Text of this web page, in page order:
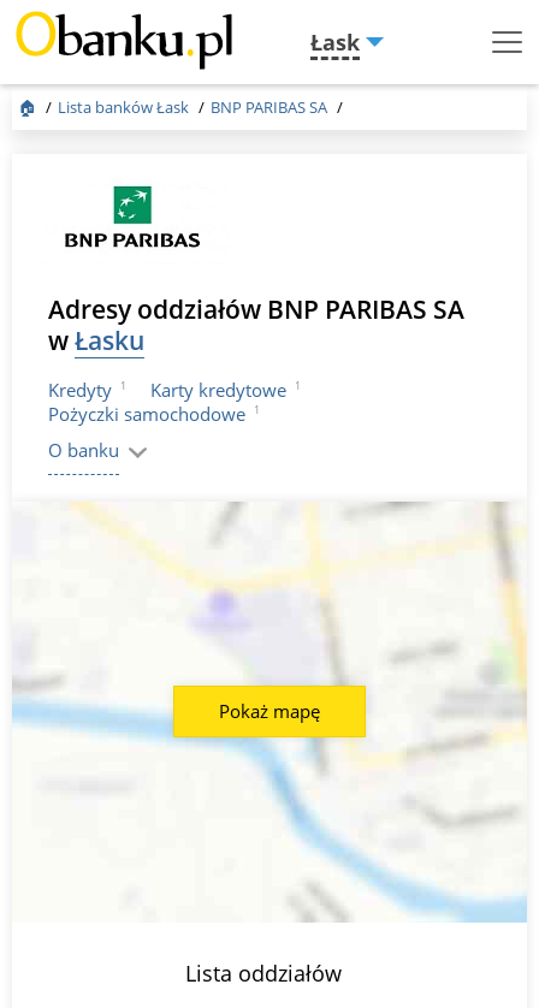
Łask
Menu
🏠 Lista banków Łask BNP PARIBAS SA
Adresy oddziałów BNP PARIBAS SA
wŁasku
Kredyty 1 Karty kredytowe 1
Pożyczki samochodowe 1
O banku
Lista oddziałów
Pokaż mapę